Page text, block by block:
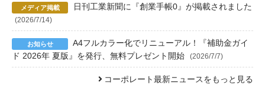
日刊工業新聞に『創業手帳0』が掲載されました
(2026/7/14)
A4フルカラー化でリニューアル！『補助金ガイ
ド 2026年 夏版』を発行、無料プレゼント開始
(2026/7/7)
コーポレート最新ニュースをもっと見る